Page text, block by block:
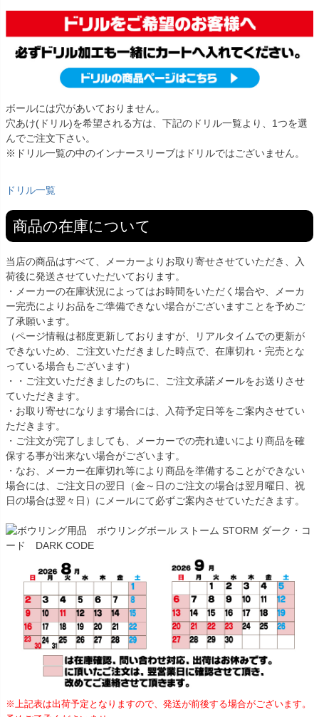
ボールには穴があいておりません。
穴あけ(ドリル)を希望される方は、下記のドリル一覧より、1つを選
んでご注文下さい。
※ドリル一覧の中のインナースリーブはドリルではございません。
ドリル一覧
商品の在庫について
当店の商品はすべて、メーカーよりお取り寄せさせていただき、入
荷後に発送させていただいております。
・メーカーの在庫状況によってはお時間をいただく場合や、メーカ
ー完売によりお品をご準備できない場合がございますことを予めご
了承願います。
（ページ情報は都度更新しておりますが、リアルタイムでの更新が
できないため、ご注文いただきました時点で、在庫切れ・完売とな
っている場合もございます）
・・ご注文いただきましたのちに、ご注文承諾メールをお送りさせ
ていただきます。
・お取り寄せになります場合には、入荷予定日等をご案内させてい
ただきます。
・ご注文が完了しましても、メーカーでの売れ違いにより商品を確
保する事が出来ない場合がございます。
・なお、メーカー在庫切れ等により商品を準備することができない
場合には、ご注文日の翌日（金～日のご注文の場合は翌月曜日、祝
日の場合は翌々日）にメールにて必ずご案内させていただきます。
※上記表は出荷予定となりますので、発送が前後する場合がございます。